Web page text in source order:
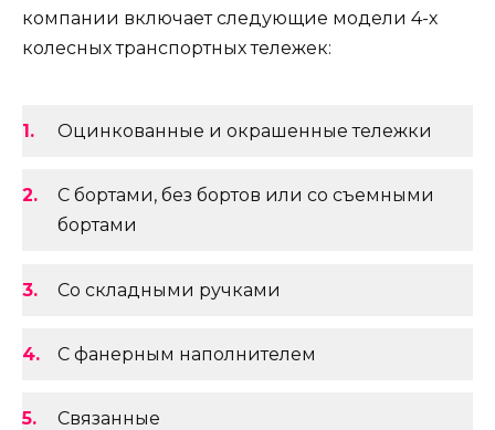
компании включает следующие модели 4-х
колесных транспортных тележек:
Оцинкованные и окрашенные тележки
С бортами, без бортов или со съемными
бортами
Со складными ручками
С фанерным наполнителем
Связанные